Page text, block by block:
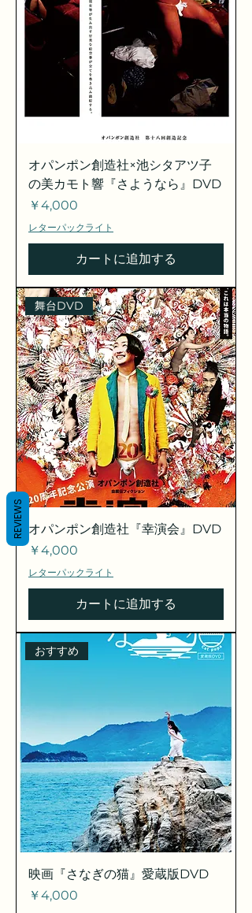
オパンポン創造社×池シタアツ子
の美カモト響『さようなら』DVD
価格
￥4,000
レターパックライト
カートに追加する
舞台DVD
オパンポン創造社『幸演会』DVD
価格
￥4,000
レターパックライト
カートに追加する
おすすめ
映画『さなぎの猫』愛蔵版DVD
価格
￥4,000
REVIEWS